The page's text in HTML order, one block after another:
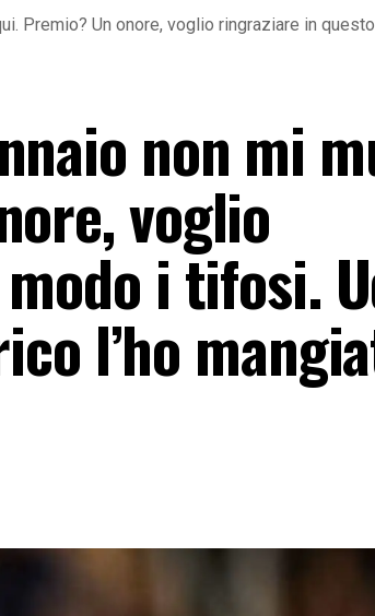
Premio? Un onore, voglio ringraziare in
non mi
voglio
i tifosi.
l’ho